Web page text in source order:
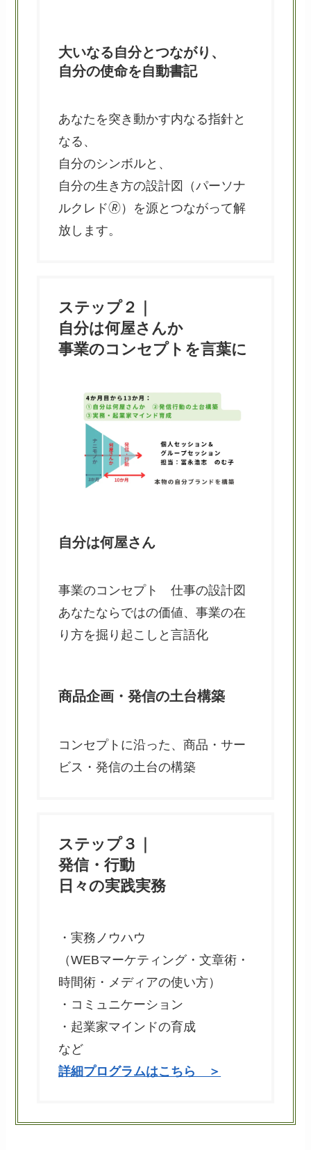
大いなる自分とつながり、
自分の使命を自動書記
あなたを突き動かす内なる指針と
なる、
自分のシンボルと、
自分の生き方の設計図（パーソナ
ルクレド🄬）を源とつながって解
放します。
ステップ２｜
自分は何屋さんか
事業のコンセプトを言葉に
自分は何屋さん
事業のコンセプト 仕事の設計図
あなたならではの価値、事業の在
り方を掘り起こしと言語化
商品企画・発信の土台構築
コンセプトに沿った、商品・サー
ビス・発信の土台の構築
ステップ３｜
発信・行動
日々の実践実務
・実務ノウハウ
（WEBマーケティング・文章術・
時間術・メディアの使い方）
・コミュニケーション
・起業家マインドの育成
など
詳細プログラムはこちら ＞